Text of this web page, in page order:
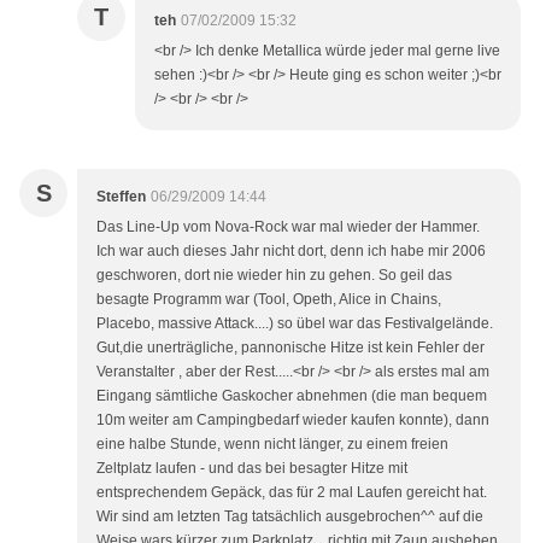
T teh 07/02/2009 15:32
<br /> Ich denke Metallica würde jeder mal gerne live
sehen :)<br /> <br /> Heute ging es schon weiter ;)<br
/> <br /> <br />
S Steffen 06/29/2009 14:44
Das Line-Up vom Nova-Rock war mal wieder der Hammer.
Ich war auch dieses Jahr nicht dort, denn ich habe mir 2006
geschworen, dort nie wieder hin zu gehen. So geil das
besagte Programm war (Tool, Opeth, Alice in Chains,
Placebo, massive Attack....) so übel war das Festivalgelände.
Gut,die unerträgliche, pannonische Hitze ist kein Fehler der
Veranstalter , aber der Rest.....<br /> <br /> als erstes mal am
Eingang sämtliche Gaskocher abnehmen (die man bequem
10m weiter am Campingbedarf wieder kaufen konnte), dann
eine halbe Stunde, wenn nicht länger, zu einem freien
Zeltplatz laufen - und das bei besagter Hitze mit
entsprechendem Gepäck, das für 2 mal Laufen gereicht hat.
Wir sind am letzten Tag tatsächlich ausgebrochen^^ auf die